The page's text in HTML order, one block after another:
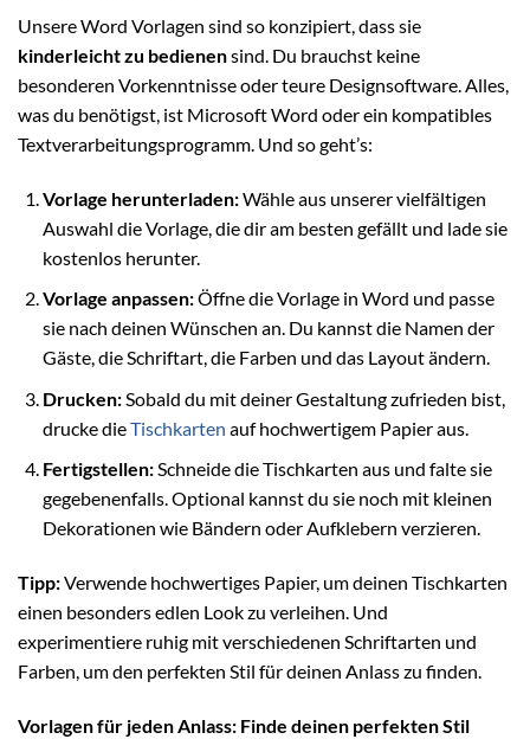
Unsere Word Vorlagen sind so konzipiert, dass sie
kinderleicht zu bedienensind. Du brauchst keine
besonderen Vorkenntnisse oder teure Designsoftware. Alles,
was du benötigst, ist Microsoft Word oder ein kompatibles
Textverarbeitungsprogramm. Und so geht’s:
Vorlage herunterladen:Wähle aus unserer vielfältigen
Auswahl die Vorlage, die dir am besten gefällt und lade sie
kostenlos herunter.
Vorlage anpassen:Öffne die Vorlage in Word und passe
sie nach deinen Wünschen an. Du kannst die Namen der
Gäste, die Schriftart, die Farben und das Layout ändern.
Drucken:Sobald du mit deiner Gestaltung zufrieden bist,
drucke dieTischkarten auf hochwertigem Papier aus.
Fertigstellen:Schneide die Tischkarten aus und falte sie
gegebenenfalls. Optional kannst du sie noch mit kleinen
Dekorationen wie Bändern oder Aufklebern verzieren.
Tipp:Verwende hochwertiges Papier, um deinen Tischkarten
einen besonders edlen Look zu verleihen. Und
experimentiere ruhig mit verschiedenen Schriftarten und
Farben, um den perfekten Stil für deinen Anlass zu finden.
Vorlagen für jeden Anlass: Finde deinen perfekten Stil